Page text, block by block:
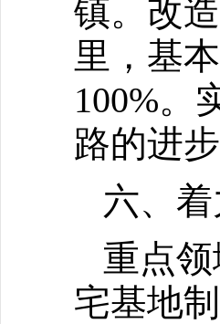
镇。改
里，基
100%。
路的进
六、
重点
宅基地